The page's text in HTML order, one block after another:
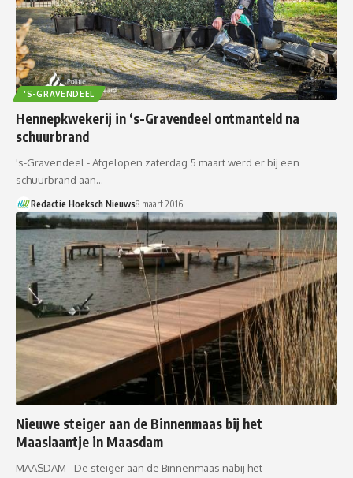
'S-GRAVENDEEL
Hennepkwekerij in ‘s-Gravendeel ontmanteld na
schuurbrand
's-Gravendeel - Afgelopen zaterdag 5 maart werd er bij een
schuurbrand aan…
Redactie Hoeksch Nieuws8 maart 2016
Nieuwe steiger aan de Binnenmaas bij het
Maaslaantje in Maasdam
MAASDAM - De steiger aan de Binnenmaas nabij het